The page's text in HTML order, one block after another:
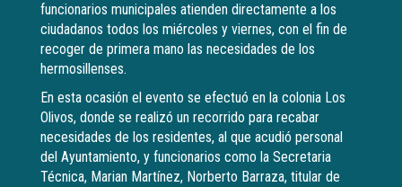
funcionarios municipales atienden directamente a los
ciudadanos todos los miércoles y viernes, con el fin de
recoger de primera mano las necesidades de los
hermosillenses.
En esta ocasión el evento se efectuó en la colonia Los
Olivos, donde se realizó un recorrido para recabar
necesidades de los residentes, al que acudió personal
del Ayuntamiento, y funcionarios como la Secretaria
Técnica, Marian Martínez, Norberto Barraza, titular de